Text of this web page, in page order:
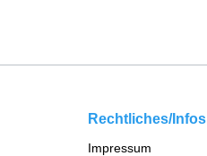
Rechtliches/Infos
Impressum